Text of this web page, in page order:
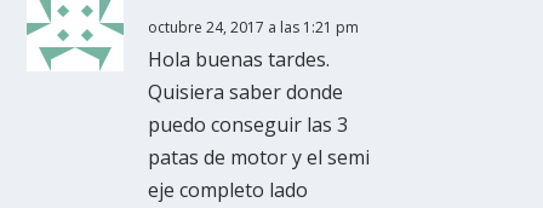
octubre 24, 2017 a las 1:21 pm
Hola buenas tardes.
Quisiera saber donde
puedo conseguir las 3
patas de motor y el semi
eje completo lado